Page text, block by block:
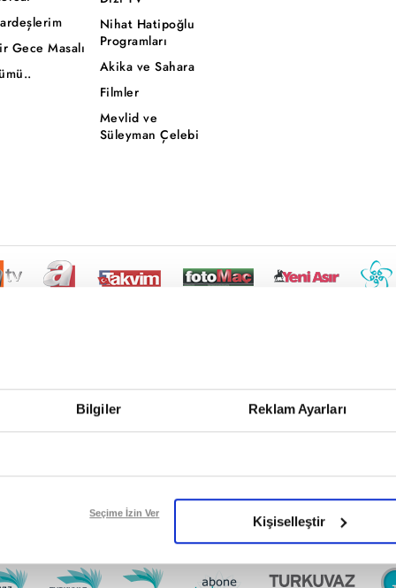
Bilgiler Reklam Ayarları
Seçime İzin Ver
Kişiselleştir
Gece Masalı
Nihat Hatipoğlu
Programları
Akika ve Sahara
Filmler
Mevlid ve
Süleyman Çelebi